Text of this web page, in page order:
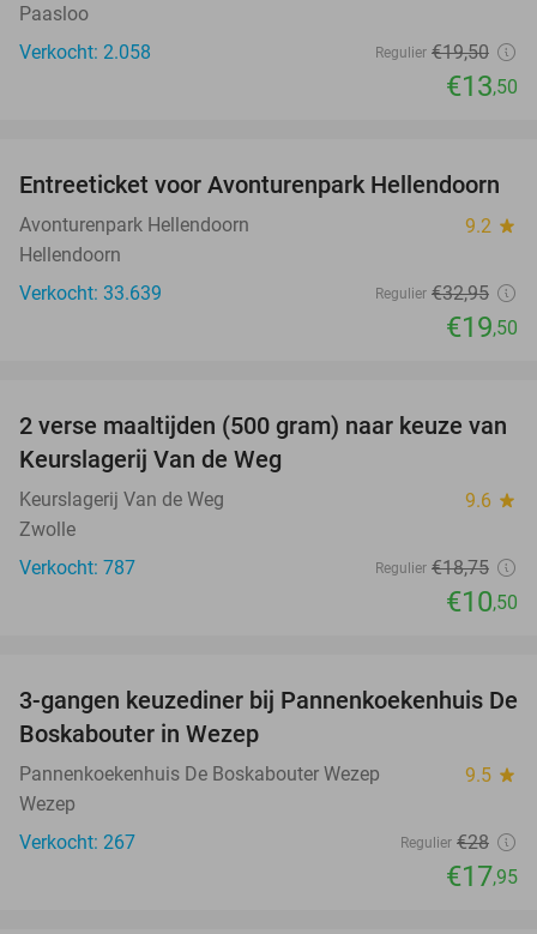
Paasloo
Verkocht: 2.058
Regulier €19,50
€13,50
41%
Entreeticket voor Avonturenpark Hellendoorn
Avonturenpark Hellendoorn 9.2 star
Hellendoorn
Verkocht: 33.639
Regulier €32,95
€19,50
44%
2 verse maaltijden (500 gram) naar keuze van
Keurslagerij Van de Weg
Keurslagerij Van de Weg 9.6 star
Zwolle
Verkocht: 787
Regulier €18,75
€10,50
36%
3-gangen keuzediner bij Pannenkoekenhuis De
Boskabouter in Wezep
Pannenkoekenhuis De Boskabouter Wezep 9.5 star
Wezep
Verkocht: 267
Regulier €28
€17,95